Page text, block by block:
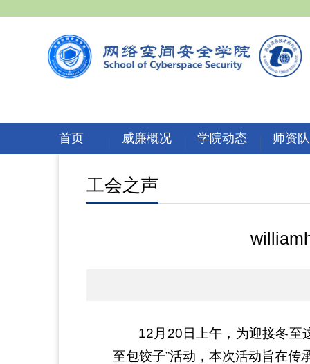
首页 威廉概况 学院动态 师资
工会之声
12月20日上午，为迎接冬至
至包饺子”活动，本次活动旨在传